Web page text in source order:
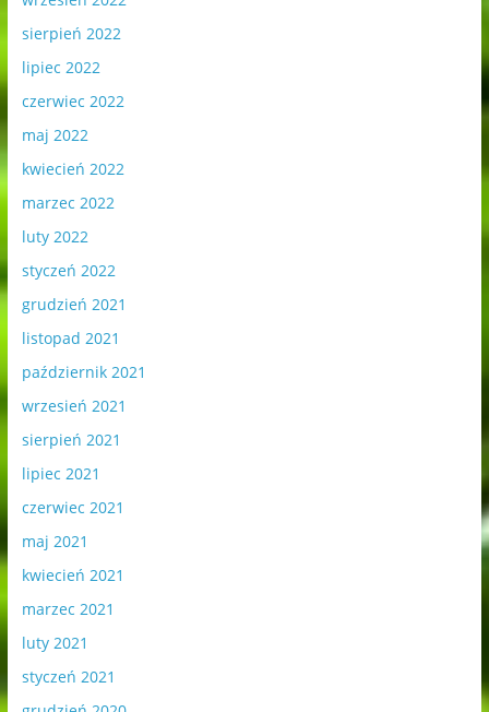
sierpień 2022
lipiec 2022
czerwiec 2022
maj 2022
kwiecień 2022
marzec 2022
luty 2022
styczeń 2022
grudzień 2021
listopad 2021
październik 2021
wrzesień 2021
sierpień 2021
lipiec 2021
czerwiec 2021
maj 2021
kwiecień 2021
marzec 2021
luty 2021
styczeń 2021